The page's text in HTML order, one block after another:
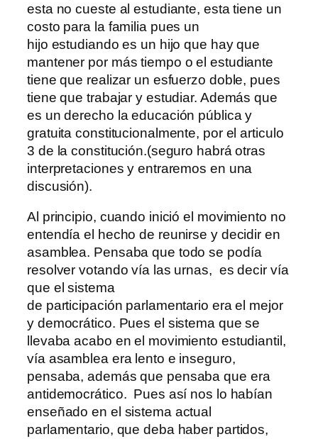
esta no cueste al estudiante, esta tiene un
costo para la familia pues un
hijo estudiando es un hijo que hay que
mantener por más tiempo o el estudiante
tiene que realizar un esfuerzo doble, pues
tiene que trabajar y estudiar. Además que
es un derecho la educación pública y
gratuita constitucionalmente, por el articulo
3 de la constitución.(seguro habrá otras
interpretaciones y entraremos en una
discusión).
Al principio, cuando inició el movimiento no
entendía el hecho de reunirse y decidir en
asamblea. Pensaba que todo se podía
resolver votando vía las urnas, es decir vía
que el sistema
de participación parlamentario era el mejor
y democrático. Pues el sistema que se
llevaba acabo en el movimiento estudiantil,
vía asamblea era lento e inseguro,
pensaba, además que pensaba que era
antidemocrático. Pues así nos lo habían
enseñado en el sistema actual
parlamentario, que deba haber partidos,